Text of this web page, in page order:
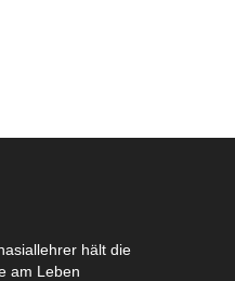
hält die
am Leben